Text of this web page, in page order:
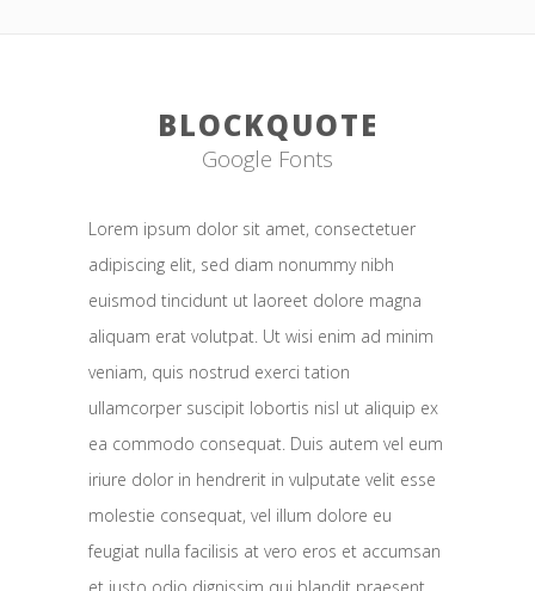
BLOCKQUOTE
Google Fonts
Lorem ipsum dolor sit amet, consectetuer
adipiscing elit, sed diam nonummy nibh
euismod tincidunt ut laoreet dolore magna
aliquam erat volutpat. Ut wisi enim ad minim
veniam, quis nostrud exerci tation
ullamcorper suscipit lobortis nisl ut aliquip ex
ea commodo consequat. Duis autem vel eum
iriure dolor in hendrerit in vulputate velit esse
molestie consequat, vel illum dolore eu
feugiat nulla facilisis at vero eros et accumsan